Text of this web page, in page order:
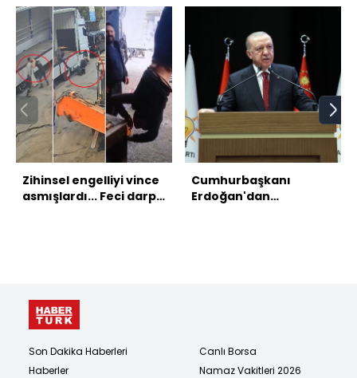
Zihinsel engelliyi vince
asmışlardı... Feci darp
Cumhurbaşkanı
Erdoğan'dan
Son Dakika Haberleri
Haberler
Canlı Borsa
Namaz Vakitleri 2026